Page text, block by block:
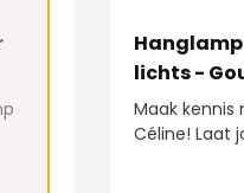
Hanglamp
lichts -
Maak
Céline! Laat